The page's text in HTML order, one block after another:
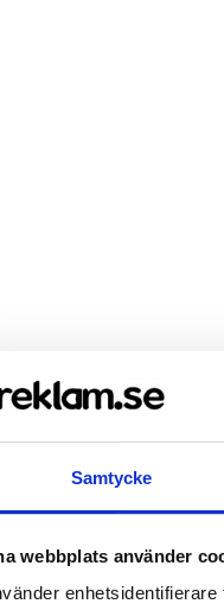
Samtycke
webbplats använder
Pristabell
mudd, elastisk resår